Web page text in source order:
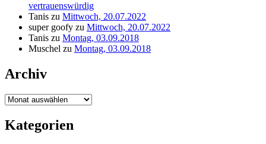
vertrauenswürdig
Tanis zu Mittwoch, 20.07.2022
super goofy zu Mittwoch, 20.07.2022
Tanis zu Montag, 03.09.2018
Muschel zu Montag, 03.09.2018
Archiv
Archiv
Kategorien